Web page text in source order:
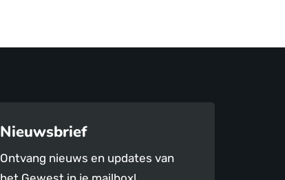
Nieuwsbrief
Ontvang nieuws en updates van